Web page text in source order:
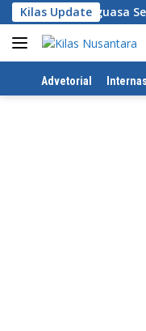
Langsung
ke
konten
Kilas Update
Penguasa
Home
Advetorial